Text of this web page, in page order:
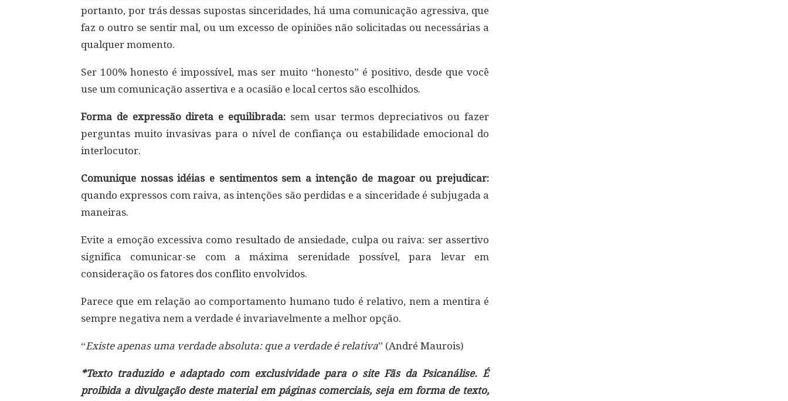
portanto, por trás dessas supostas sinceridades, há uma comunicação agressiva, que
faz o outro se sentir mal, ou um excesso de opiniões não solicitadas ou necessárias a
qualquer momento.
Ser 100% honesto é impossível, mas ser muito “honesto” é positivo, desde que você
use um comunicação assertiva e a ocasião e local certos são escolhidos.
Forma de expressão direta e equilibrada: sem usar termos depreciativos ou fazer
perguntas muito invasivas para o nível de confiança ou estabilidade emocional do
interlocutor.
Comunique nossas idéias e sentimentos sem a intenção de magoar ou prejudicar:
quando expressos com raiva, as intenções são perdidas e a sinceridade é subjugada a
maneiras.
Evite a emoção excessiva como resultado de ansiedade, culpa ou raiva: ser assertivo
significa comunicar-se com a máxima serenidade possível, para levar em
consideração os fatores dos conflito envolvidos.
Parece que em relação ao comportamento humano tudo é relativo, nem a mentira é
sempre negativa nem a verdade é invariavelmente a melhor opção.
“Existe apenas uma verdade absoluta: que a verdade é relativa” (André Maurois)
*Texto traduzido e adaptado com exclusividade para o site Fãs da Psicanálise. É
proibida a divulgação deste material em páginas comerciais, seja em forma de texto,